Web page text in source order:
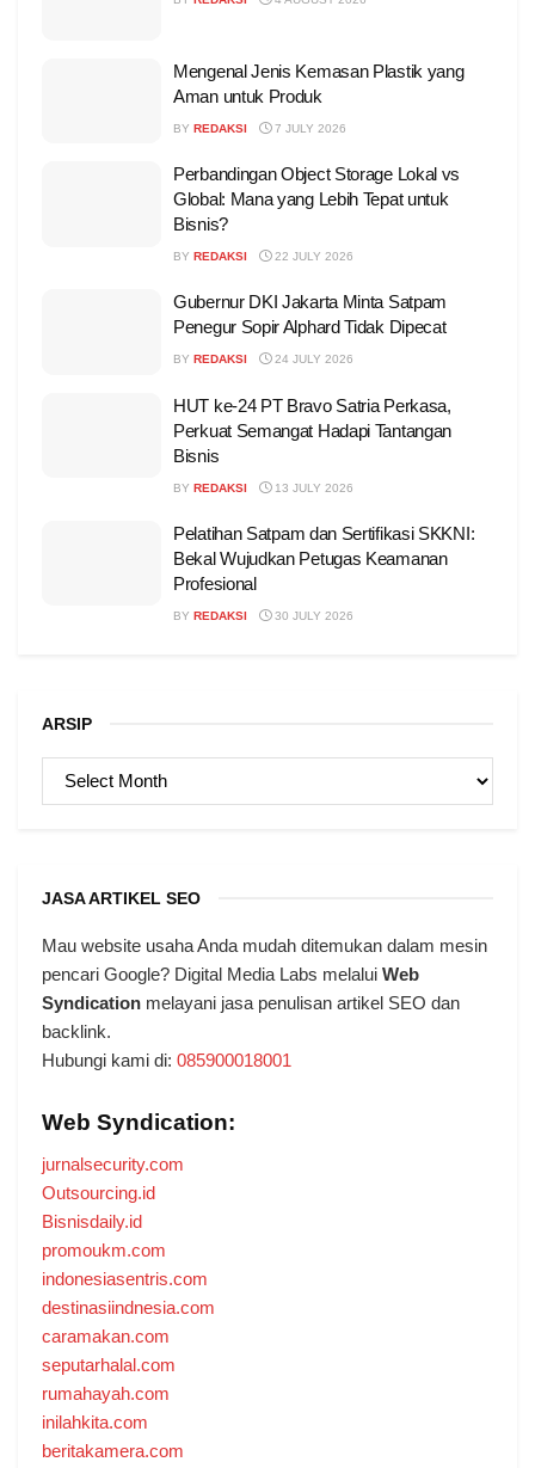
Mengenal Jenis Kemasan Plastik yang
Aman untuk Produk
BY REDAKSI 7 JULY 2026
Perbandingan Object Storage Lokal vs
Global: Mana yang Lebih Tepat untuk
Bisnis?
BY REDAKSI 22 JULY 2026
Gubernur DKI Jakarta Minta Satpam
Penegur Sopir Alphard Tidak Dipecat
BY REDAKSI 24 JULY 2026
HUT ke-24 PT Bravo Satria Perkasa,
Perkuat Semangat Hadapi Tantangan
Bisnis
BY REDAKSI 13 JULY 2026
Pelatihan Satpam dan Sertifikasi SKKNI:
Bekal Wujudkan Petugas Keamanan
Profesional
BY REDAKSI 30 JULY 2026
ARSIP
ARSIP
JASA ARTIKEL SEO
Mau website usaha Anda mudah ditemukan dalam mesin
pencari Google? Digital Media Labs melalui Web
Syndication melayani jasa penulisan artikel SEO dan
backlink.
Hubungi kami di: 085900018001
Web Syndication:
jurnalsecurity.com
Outsourcing.id
Bisnisdaily.id
promoukm.com
indonesiasentris.com
destinasiindnesia.com
caramakan.com
seputarhalal.com
rumahayah.com
inilahkita.com
beritakamera.com